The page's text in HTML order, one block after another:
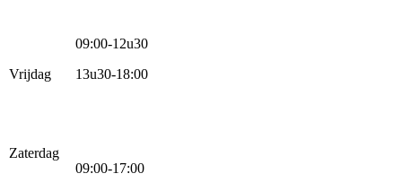
Vrijdag
09:00-12u30
13u30-18:00
Zaterdag
09:00-17:00